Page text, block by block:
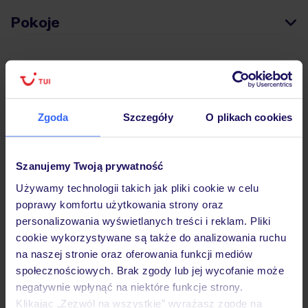
Zgoda Szczegóły O plikach cookies
Szanujemy Twoją prywatność
Używamy technologii takich jak pliki cookie w celu
poprawy komfortu użytkowania strony oraz
personalizowania wyświetlanych treści i reklam. Pliki
cookie wykorzystywane są także do analizowania ruchu
na naszej stronie oraz oferowania funkcji mediów
społecznościowych. Brak zgody lub jej wycofanie może
negatywnie wpłynąć na niektóre funkcje strony.
Klikając „Zezwól na wszystkie” wyrażasz zgodę na
Pokoje
Wyżywienie
Atrakcje
Ważne informacje
Często zadawane pytania
Jak zmienić uczestników/osobę zgłaszającą?
Czy w Hotelu będzie przedstawiciel TUI?
Na jakiej podstawie i gdzie otrzymam karty
pokładowe/bilety lotnicze?